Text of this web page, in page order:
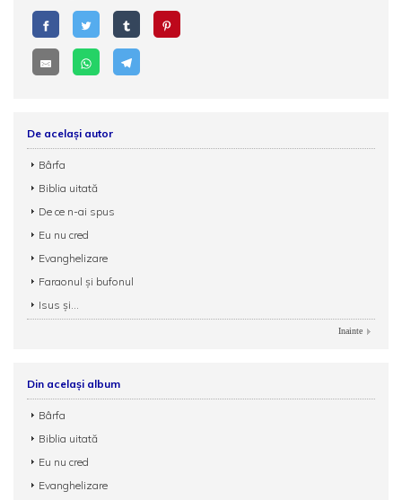
De același autor
Bârfa
Biblia uitată
De ce n-ai spus
Eu nu cred
Evanghelizare
Faraonul și bufonul
Isus și...
Inainte
Din același album
Bârfa
Biblia uitată
Eu nu cred
Evanghelizare